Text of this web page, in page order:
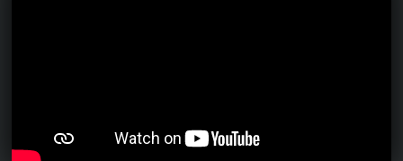
és nagyon hangulatos az egész.